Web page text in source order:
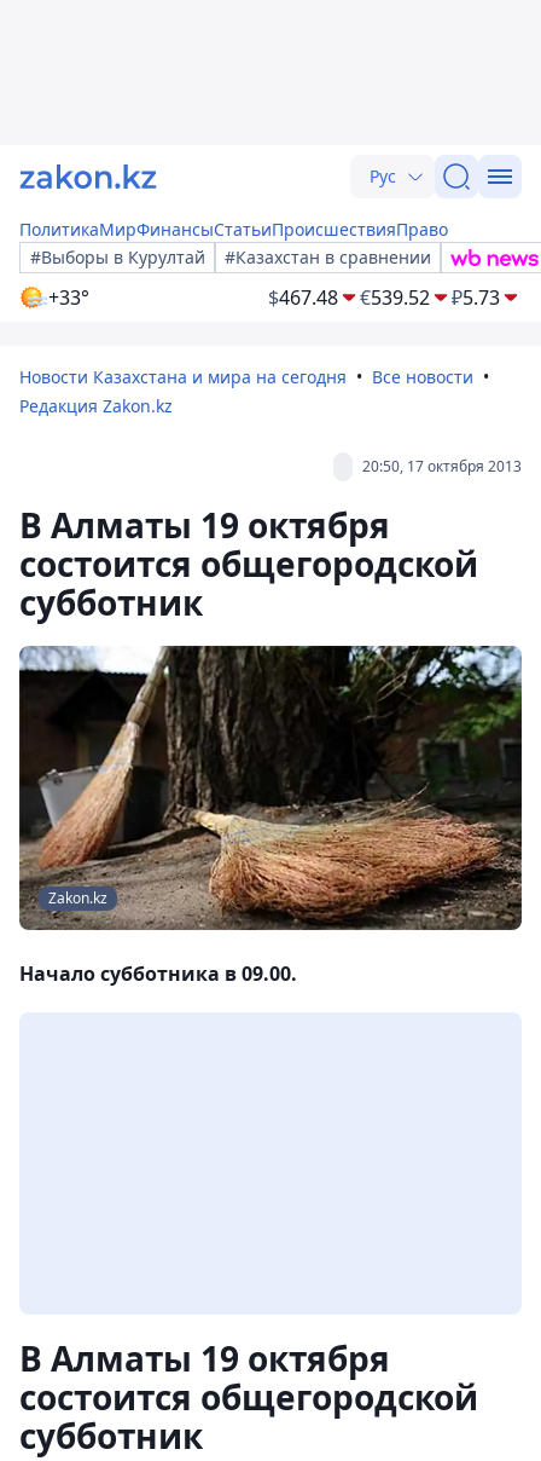
Рус
ПолитикаМирФинансыСтатьиПроисшествияПраво
#Выборы в Курултай
#Казахстан в сравнении
+33° $467.48 €539.52 ₽5.73
Новости Казахстана и мира на сегодня
Все новости
Редакция Zakon.kz
20:50, 17 октября 2013
В Алматы 19 октября
состоится общегородской
субботник
Zakon.kz
Начало субботника в 09.00.
В Алматы 19 октября
состоится общегородской
субботник